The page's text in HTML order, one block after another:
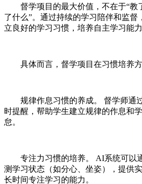
督学项目的最大价值，不在于“教
了什么”。通过持续的学习陪伴和监督
立良好的学习习惯，培养自主学习能力
具体而言，督学项目在习惯培养
规律作息习惯的养成。 督学师通
时提醒，帮助学生建立规律的作息和
怠。
专注力习惯的培养。 AI系统可以
测学习状态（如分心、坐姿），提供
长时间专注学习的能力。